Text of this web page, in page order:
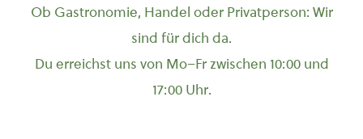
Ob Gastronomie, Handel oder Privatperson: Wir
sind für dich da.
Du erreichst uns von Mo–Fr zwischen 10:00 und
17:00 Uhr.